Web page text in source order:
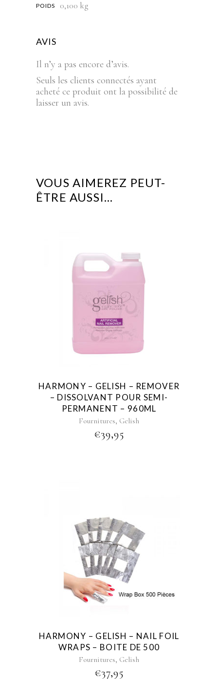
POIDS 0,100 kg
AVIS
Il n’y a pas encore d’avis.
Seuls les clients connectés ayant
acheté ce produit ont la possibilité de
laisser un avis.
VOUS AIMEREZ PEUT-
ÊTRE AUSSI…
HARMONY – GELISH – REMOVER
– DISSOLVANT POUR SEMI-
PERMANENT – 960ML
Fournitures, Gelish
€39,95
HARMONY – GELISH – NAIL FOIL
WRAPS – BOITE DE 500
Fournitures, Gelish
€37,95